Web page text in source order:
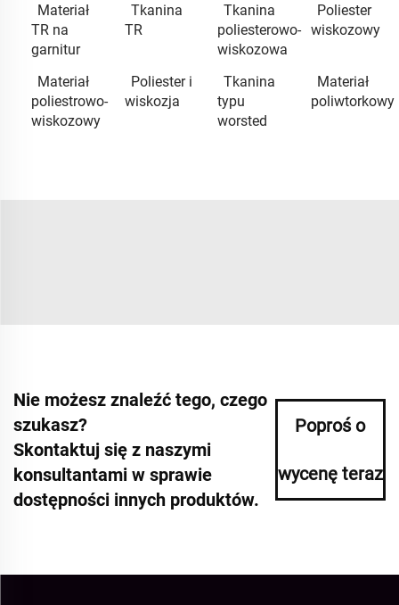
Materiał
TR na
garnitur
Tkanina
TR
Tkanina
poliesterowo-
wiskozowa
Poliester
wiskozowy
Materiał
poliestrowo-
wiskozowy
Poliester i
wiskozja
Tkanina
typu
worsted
Materiał
poliwtorkowy
Nie możesz znaleźć tego, czego
szukasz?
Skontaktuj się z naszymi
konsultantami w sprawie
dostępności innych produktów.
Poproś o
wycenę teraz